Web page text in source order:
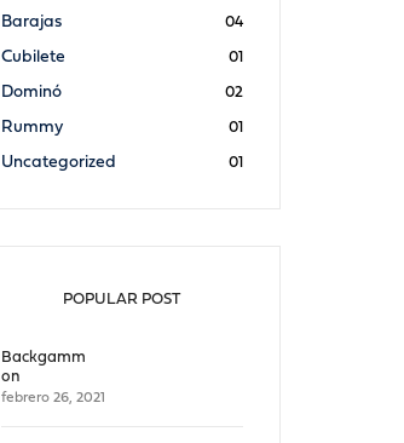
Barajas 04
Cubilete 01
Dominó 02
Rummy 01
Uncategorized 01
POPULAR POST
Backgamm
on
febrero 26, 2021